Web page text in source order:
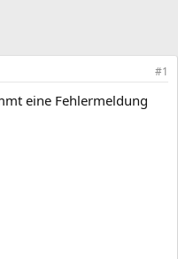
#1
eine Fehlermeldung